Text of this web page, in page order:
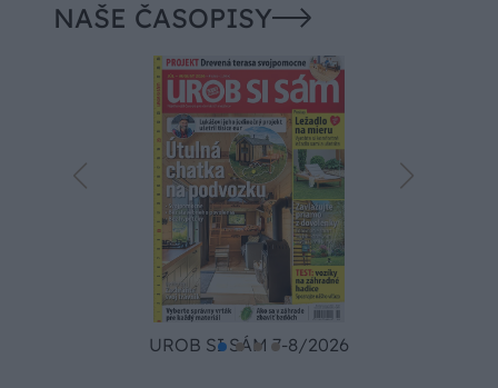
NAŠE ČASOPISY
UROB SI SÁM 7-8/2026